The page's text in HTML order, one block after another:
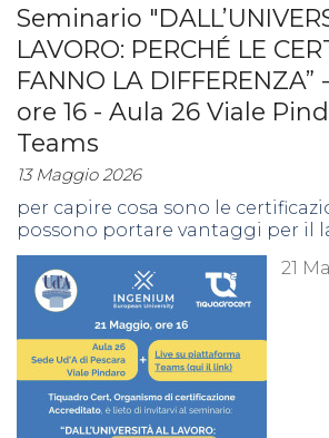
Seminario
LAVORO: PERCHÉ LE
FANNO LA DIFFERENZA”
ore 16 - Aula 26 Viale
Teams
13 Maggio 2026
per capire cosa sono le
possono portare vantaggi per il
21